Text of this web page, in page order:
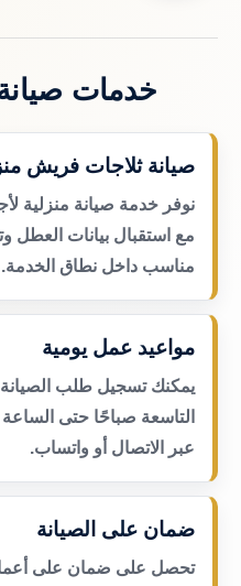
خدمات
صيانة ثلاجات فريش
نوفر خدمة صيانة منزلية
مع استقبال بيانات العطل
مناسب داخل نطاق الخدمة.
مواعيد عمل يومية
يمكنك تسجيل طلب الصيانة
التاسعة صباحًا حتى
عبر الاتصال أو واتساب.
ضمان على الصيانة
تحصل على ضمان على أعمال